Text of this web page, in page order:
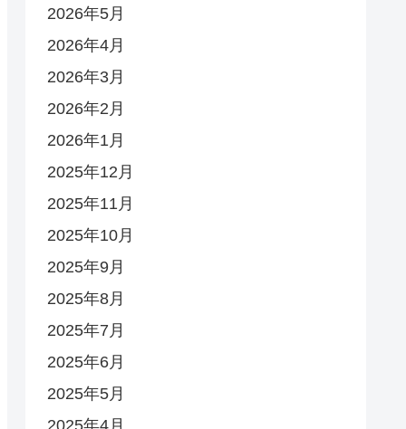
2026年5月
2026年4月
2026年3月
2026年2月
2026年1月
2025年12月
2025年11月
2025年10月
2025年9月
2025年8月
2025年7月
2025年6月
2025年5月
2025年4月